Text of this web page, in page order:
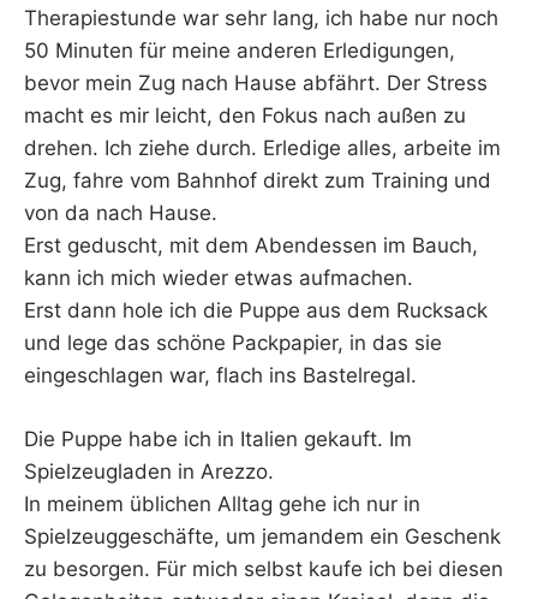
Therapiestunde war sehr lang, ich habe nur noch
50 Minuten für meine anderen Erledigungen,
bevor mein Zug nach Hause abfährt. Der Stress
macht es mir leicht, den Fokus nach außen zu
drehen. Ich ziehe durch. Erledige alles, arbeite im
Zug, fahre vom Bahnhof direkt zum Training und
von da nach Hause.
Erst geduscht, mit dem Abendessen im Bauch,
kann ich mich wieder etwas aufmachen.
Erst dann hole ich die Puppe aus dem Rucksack
und lege das schöne Packpapier, in das sie
eingeschlagen war, flach ins Bastelregal.
Die Puppe habe ich in Italien gekauft. Im
Spielzeugladen in Arezzo.
In meinem üblichen Alltag gehe ich nur in
Spielzeuggeschäfte, um jemandem ein Geschenk
zu besorgen. Für mich selbst kaufe ich bei diesen